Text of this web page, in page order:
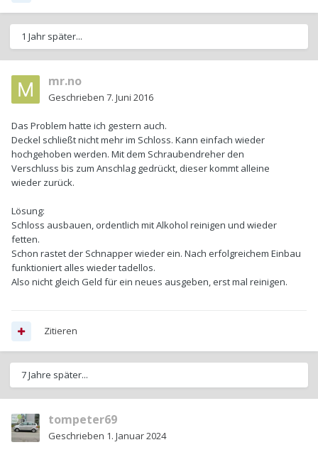
1 Jahr später...
mr.no
Geschrieben 7. Juni 2016
Das Problem hatte ich gestern auch.
Deckel schließt nicht mehr im Schloss. Kann einfach wieder
hochgehoben werden. Mit dem Schraubendreher den
Verschluss bis zum Anschlag gedrückt, dieser kommt alleine
wieder zurück.
Lösung:
Schloss ausbauen, ordentlich mit Alkohol reinigen und wieder
fetten.
Schon rastet der Schnapper wieder ein. Nach erfolgreichem Einbau
funktioniert alles wieder tadellos.
Also nicht gleich Geld für ein neues ausgeben, erst mal reinigen.
Zitieren
7 Jahre später...
tompeter69
Geschrieben 1. Januar 2024